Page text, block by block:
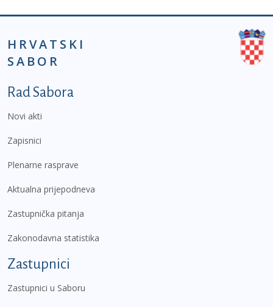
HRVATSKI
SABOR
Podnožje prvi izbornik
Rad Sabora
Novi akti
Zapisnici
Plenarne rasprave
Aktualna prijepodneva
Zastupnička pitanja
Zakonodavna statistika
Zastupnici
Zastupnici u Saboru